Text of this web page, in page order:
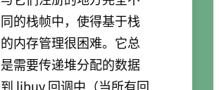
同的栈帧中，使得基于栈
的内存管理很困难。它总
是需要传递堆分配的数据
到 libuv 回调中（当所有回